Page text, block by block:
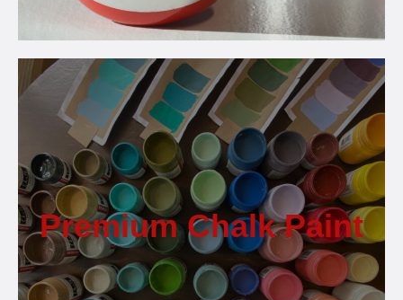
Premium Chalk Paint